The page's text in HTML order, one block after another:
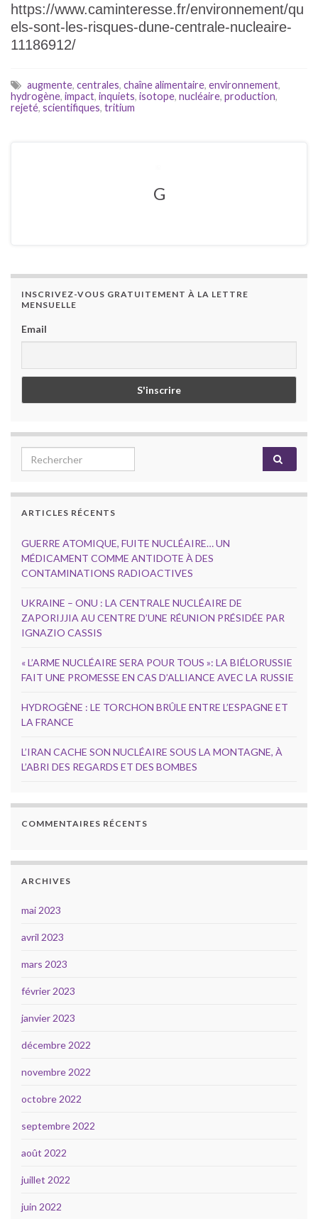
https://www.caminteresse.fr/environnement/qu
els-sont-les-risques-dune-centrale-nucleaire-
11186912/
augmente, centrales, chaîne alimentaire, environnement,
hydrogène, impact, inquiets, isotope, nucléaire, production,
rejeté, scientifiques, tritium
G
INSCRIVEZ-VOUS GRATUITEMENT À LA LETTRE
MENSUELLE
Email
Search for:
ARTICLES RÉCENTS
GUERRE ATOMIQUE, FUITE NUCLÉAIRE… UN
MÉDICAMENT COMME ANTIDOTE À DES
CONTAMINATIONS RADIOACTIVES
UKRAINE – ONU : LA CENTRALE NUCLÉAIRE DE
ZAPORIJJIA AU CENTRE D’UNE RÉUNION PRÉSIDÉE PAR
IGNAZIO CASSIS
« L’ARME NUCLÉAIRE SERA POUR TOUS »: LA BIÉLORUSSIE
FAIT UNE PROMESSE EN CAS D’ALLIANCE AVEC LA RUSSIE
HYDROGÈNE : LE TORCHON BRÛLE ENTRE L’ESPAGNE ET
LA FRANCE
L’IRAN CACHE SON NUCLÉAIRE SOUS LA MONTAGNE, À
L’ABRI DES REGARDS ET DES BOMBES
COMMENTAIRES RÉCENTS
ARCHIVES
mai 2023
avril 2023
mars 2023
février 2023
janvier 2023
décembre 2022
novembre 2022
octobre 2022
septembre 2022
août 2022
juillet 2022
juin 2022